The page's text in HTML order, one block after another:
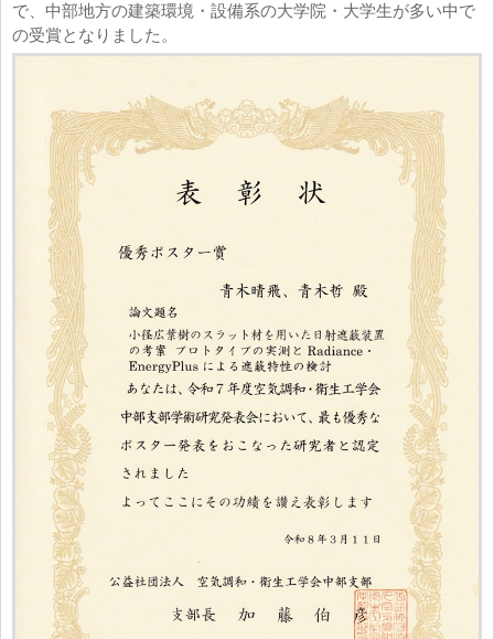
で、中部地方の建築環境・設備系の大学院・大学生が多い中で
の受賞となりました。